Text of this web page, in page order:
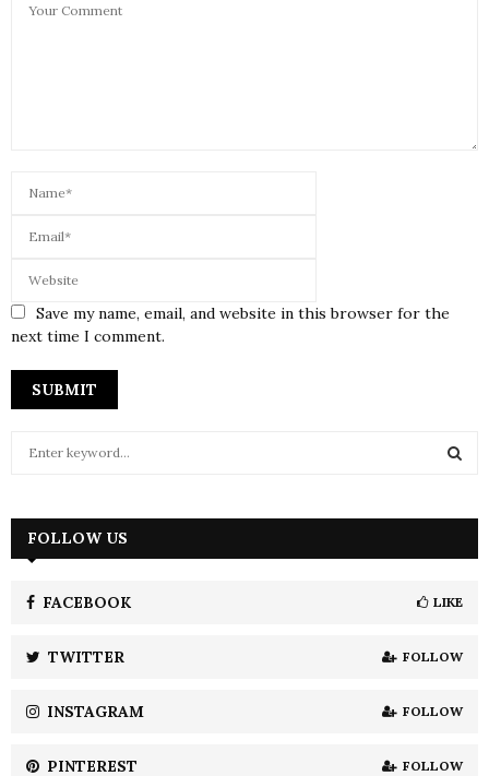
Save my name, email, and website in this browser for the
next time I comment.
h
H
FOLLOW US
FACEBOOK LIKE
TWITTER FOLLOW
INSTAGRAM FOLLOW
PINTEREST FOLLOW